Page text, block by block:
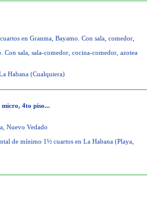
en Granma, Bayamo. Con sala, comedor,
sala, sala-comedor, cocina-comedor, azotea
Habana (Cualquiera)
micro, 4to piso...
Nuevo Vedado
de mínimo 1½ cuartos en La Habana (Playa,